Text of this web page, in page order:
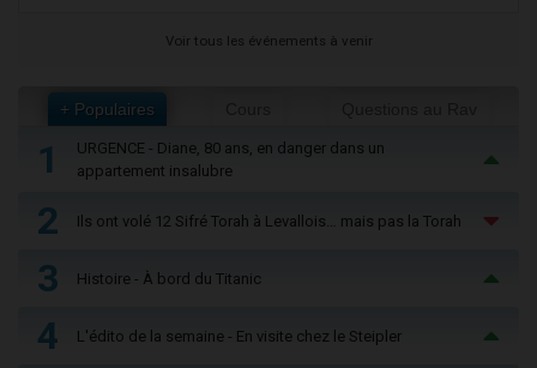
Voir tous les événements à venir
+ Populaires
1
URGENCE - Diane, 80 ans, en danger dans un
appartement insalubre
2 Ils ont volé 12 Sifré Torah à Levallois… mais pas la Torah
3 Histoire - À bord du Titanic
4 L'édito de la semaine - En visite chez le Steipler